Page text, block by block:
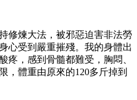
修煉大法，被邪惡迫害非法勞
心受到嚴重摧殘。我的身體出
疼，感到骨髓都難受，胸悶、
，體重由原來的120多斤掉到